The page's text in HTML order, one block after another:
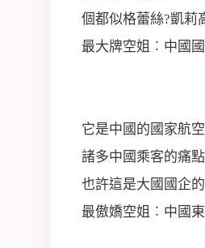
個都似格蕾絲?凱莉
最大牌空姐︰中國
它是中國的國家航
諸多中國乘客的痛
也許這是大國國企
最傲嬌空姐︰中國